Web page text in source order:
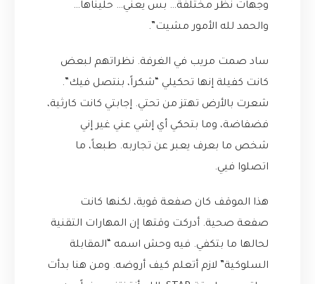
وجهات نظر مختلفة… بس يعني… حليناها…
والحمد لله الأمور مشيت”.
ساد صمت مريب في الغرفة. نظراتهم لبعض
كانت كفيلة إنها تحكيلي “شكراً، بنتصل فيك”.
شعرت بالأرض تهتز من تحتي. إجابتي كانت كارثية،
فضفاضة، وما بتحكي أي إشي عني غير إني
شخص ما بعرف يعبر عن تجاربه. طبعاً، ما
اتصلوا فيي.
هذا الموقف كان صفعة قوية، لكنها كانت
صفعة صحية. أدركت وقتها إن المهارات التقنية
لحالها ما بتكفي. فيه وحش اسمه “المقابلة
السلوكية” لازم أتعلم كيف أروضه. ومن هنا بدأت